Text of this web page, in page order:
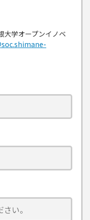
大学オープンイノベ